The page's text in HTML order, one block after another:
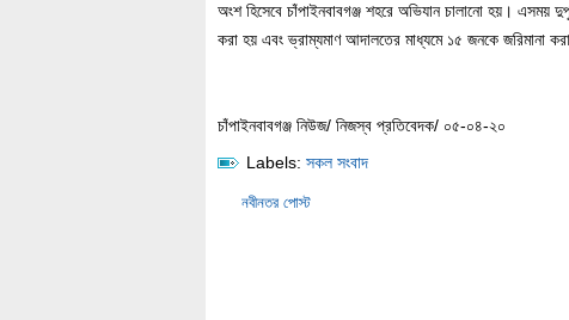
অংশ হিসেবে চাঁপাইনবাবগঞ্জ শহরে অভিযান চালানো হয়।
করা হয় এবং ভ্রাম্যমাণ আদালতের মাধ্যমে ১৫ জনকে জরিমানা
চাঁপাইনবাবগঞ্জ নিউজ/ নিজস্ব প্রতিবেদক/ ০৫-০৪-২০
Labels: সকল সংবাদ
নবীনতর পোস্ট